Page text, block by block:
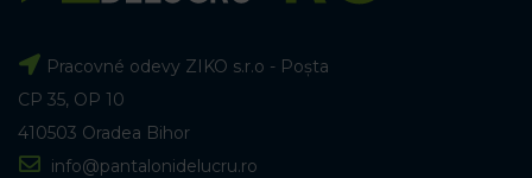
Pracovné odevy ZIKO s.r.o - Poșta
CP 35, OP 10
410503 Oradea Bihor
info@pantalonidelucru.ro